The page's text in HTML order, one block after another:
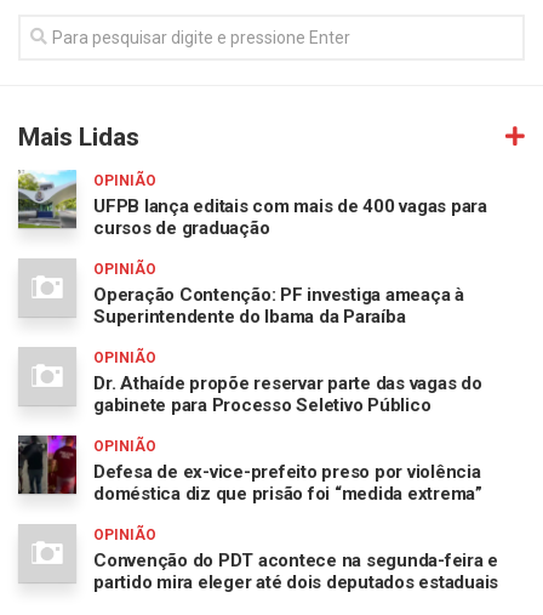
Mais Lidas
OPINIÃO
UFPB lança editais com mais de 400 vagas para
cursos de graduação
OPINIÃO
Operação Contenção: PF investiga ameaça à
Superintendente do Ibama da Paraíba
OPINIÃO
Dr. Athaíde propõe reservar parte das vagas do
gabinete para Processo Seletivo Público
OPINIÃO
Defesa de ex-vice-prefeito preso por violência
doméstica diz que prisão foi “medida extrema”
OPINIÃO
Convenção do PDT acontece na segunda-feira e
partido mira eleger até dois deputados estaduais